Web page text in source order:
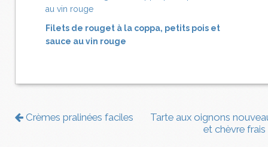
Filets de rouget à la coppa, petits pois et
sauce au vin rouge
Crèmes pralinées faciles
Tarte aux oignons
et chèvre frais